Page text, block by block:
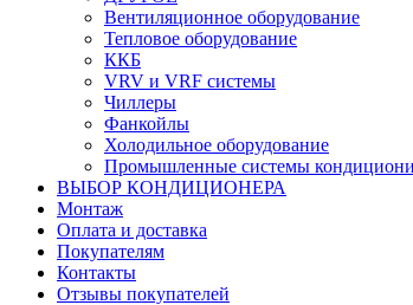
Вентиляционное оборудование
Тепловое оборудование
ККБ
VRV и VRF системы
Чиллеры
Фанкойлы
Холодильное оборудование
Промышленные системы
ВЫБОР КОНДИЦИОНЕРА
Монтаж
Оплата и доставка
Покупателям
Контакты
Отзывы покупателей